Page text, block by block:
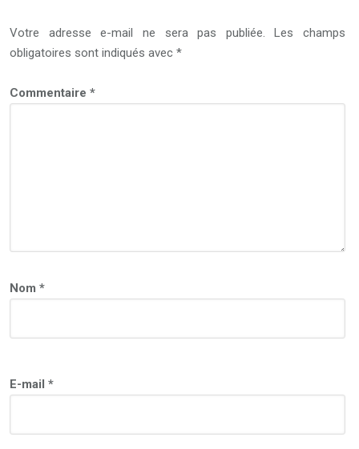
Votre adresse e-mail ne sera pas publiée.
Les champs
obligatoires sont indiqués avec *
Commentaire *
Nom *
E-mail *